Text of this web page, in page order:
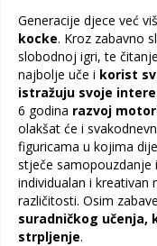
Generacije djece već
kocke. Kroz zabavno
slobodnoj igri, te
najbolje uče i korist
istražuju svoje
6 godina razvoj
olakšat će i
figuricama u kojima
stječe samopouzdanje
individualan i kreativan
različitosti. Osim
suradničkog učenja,
strpljenje.